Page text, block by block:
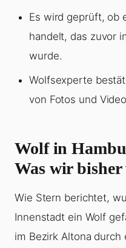
Es wird geprüft, ob
handelt, das zuvor
wurde.
Wolfsexperte
von Fotos und
Wolf in
Was wir bisher
Wie Stern berichtet,
Innenstadt ein Wolf
im Bezirk Altona